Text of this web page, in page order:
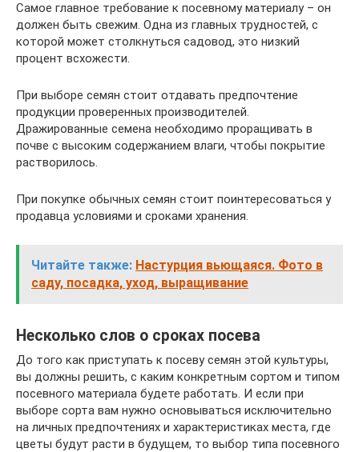
Самое главное требование к посевному материалу – он
должен быть свежим. Одна из главных трудностей, с
которой может столкнуться садовод, это низкий
процент всхожести.
При выборе семян стоит отдавать предпочтение
продукции проверенных производителей.
Дражированные семена необходимо проращивать в
почве с высоким содержанием влаги, чтобы покрытие
растворилось.
При покупке обычных семян стоит поинтересоваться у
продавца условиями и сроками хранения.
Читайте также: Настурция вьющаяся. Фото в
саду, посадка, уход, выращивание
Несколько слов о сроках посева
До того как приступать к посеву семян этой культуры,
вы должны решить, с каким конкретным сортом и типом
посевного материала будете работать. И если при
выборе сорта вам нужно основываться исключительно
на личных предпочтениях и характеристиках места, где
цветы будут расти в будущем, то выбор типа посевного